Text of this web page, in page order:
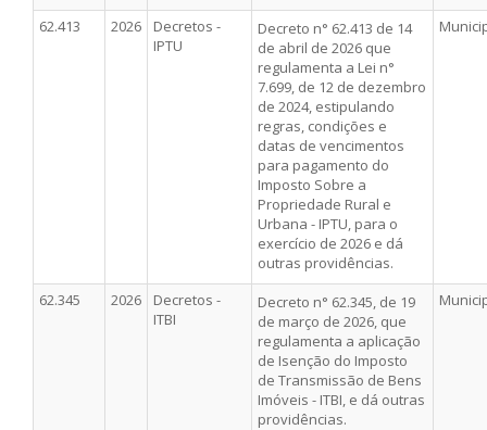
62.413 2026
Decretos -
IPTU
Decreto n° 62.413 de 14
de abril de 2026 que
regulamenta a Lei n°
7.699, de 12 de dezembro
de 2024, estipulando
regras, condições e
datas de vencimentos
para pagamento do
Imposto Sobre a
Propriedade Rural e
Urbana - IPTU, para o
exercício de 2026 e dá
outras providências.
62.345 2026
Decretos -
ITBI
Decreto n° 62.345, de 19
de março de 2026, que
regulamenta a aplicação
de Isenção do Imposto
de Transmissão de Bens
Imóveis - ITBI, e dá outras
providências.